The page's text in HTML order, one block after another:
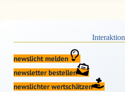
Interaktion
newslicht melden
newsletter bestellen
newslichter wertschätzen